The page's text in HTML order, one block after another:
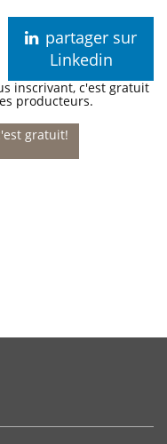
partager sur
Linkedin
inscrivant, c'est gratuit
producteurs.
gratuit!